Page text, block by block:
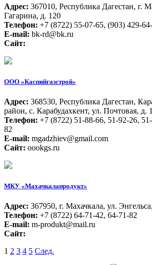
Адрес: 367010, Республика Дагестан, г.
Гагарина, д. 120
Телефон: +7 (8722) 55-07-65, (903) 429-
E-mail: bk-rd@bk.ru
Сайт:
ООО «Каспийгазстрой»
Адрес: 368530, Республика Дагестан,
район, с. Карабудахкент, ул. Почтовая, д. 1
Телефон: +7 (8722) 51-88-66, 51-92-26,
82
E-mail: mgadzhiev@gmail.com
Сайт: oookgs.ru
МКУ «Махачкалапродукт»
Адрес: 367950, г. Махачкала, ул.
Телефон: +7 (8722) 64-71-42, 64-71-82
E-mail: m-produkt@mail.ru
Сайт:
1 2 3 4 5 След.